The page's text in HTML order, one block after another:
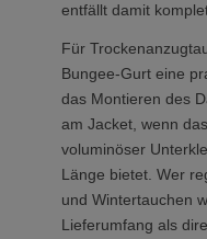
entfällt damit
Für
Bungee-Gurt eine
das Montieren des
am Jacket, wenn
voluminöser
Länge bietet. Wer
und Wintertauchen
Lieferumfang als